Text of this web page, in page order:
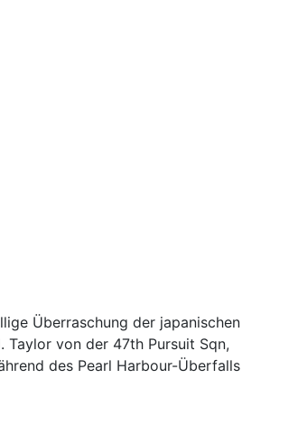
Überraschung der japanischen
von der 47th Pursuit Sqn,
des Pearl Harbour-Überfalls